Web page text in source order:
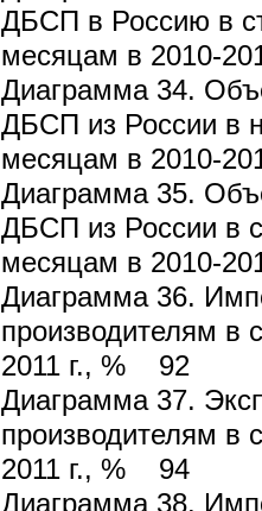
ДБСП в Россию в
месяцам в 2010-
Диаграмма 34.
ДБСП из России в
месяцам в 2010-
Диаграмма 35.
ДБСП из России в
месяцам в 2010-
Диаграмма 36.
производителям в
2011 г., % 92
Диаграмма 37.
производителям в
2011 г., % 94
Диаграмма 38.